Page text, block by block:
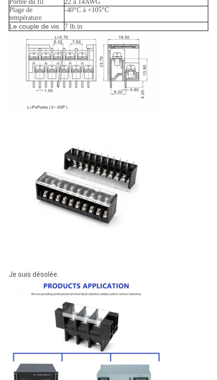
Portée du fil
22 à 14AWG
Plage de
température
-40°C à +105°C
Le couple de vis 7 lb.in
Je suis désolée.